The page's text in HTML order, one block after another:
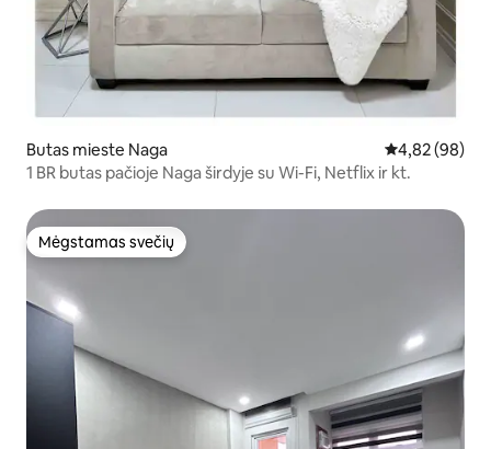
Butas mieste Naga Vidutinis
4,82 (98)
1 BR butas pačioje Naga širdyje su Wi-Fi, Netflix ir kt.
Mėgstamas svečių
Mėgstamas svečių